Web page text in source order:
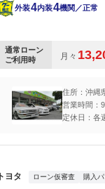
外装4内装4機関／正常
通常ローン
ご利用時
月々
住所：沖縄
営業時間：
定休日：各
トヨタ ローン仮審査 購入